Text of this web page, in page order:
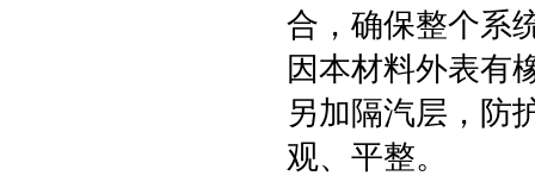
合，确保整个系
因本材料外表有
另加隔汽层，防
观、平整。